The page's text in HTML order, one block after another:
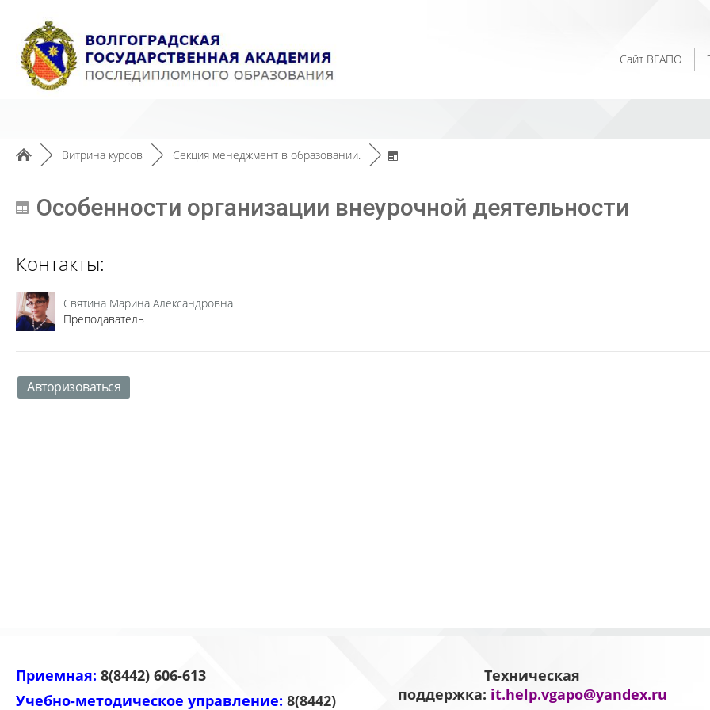
Сайт ВГАПО
► Витрина курсов ► Секция менеджмент в образовании. ►
Особенности организации внеурочной деятельности
Контакты:
Святина Марина Александровна
Преподаватель
Авторизоваться
Приемная: 8(8442) 606-613
Учебно-методическое управление: 8(8442)
Техническая
поддержка: it.help.vgapo@yandex.ru